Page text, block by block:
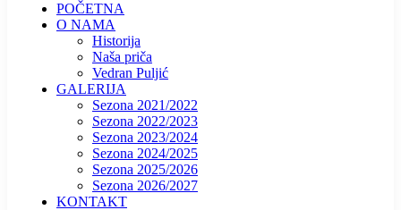
POČETNA
O NAMA
Historija
Naša priča
Vedran Puljić
GALERIJA
Sezona 2021/2022
Sezona 2022/2023
Sezona 2023/2024
Sezona 2024/2025
Sezona 2025/2026
Sezona 2026/2027
KONTAKT